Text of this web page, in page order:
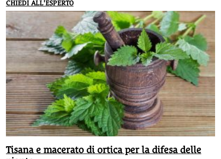
CHIEDI ALL'ESPERTO
Tisana e macerato di ortica per la difesa delle